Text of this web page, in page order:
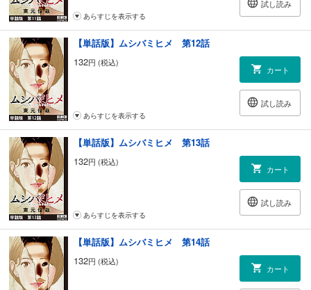
試し読み
あらすじを表示する
【単話版】ムシバミヒメ 第12話
132円 (税込)
カート
試し読み
あらすじを表示する
【単話版】ムシバミヒメ 第13話
132円 (税込)
カート
試し読み
あらすじを表示する
【単話版】ムシバミヒメ 第14話
132円 (税込)
カート